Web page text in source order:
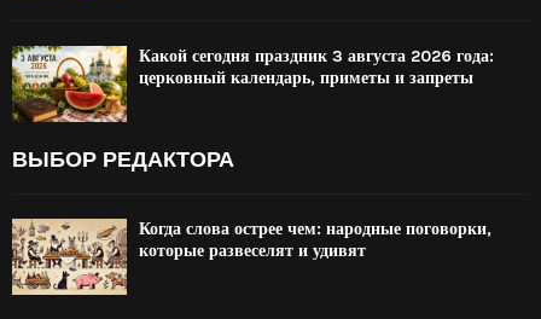
Какой сегодня праздник 3 августа 2026 года:
церковный календарь, приметы и запреты
ВЫБОР РЕДАКТОРА
Когда слова острее чем: народные поговорки,
которые развеселят и удивят